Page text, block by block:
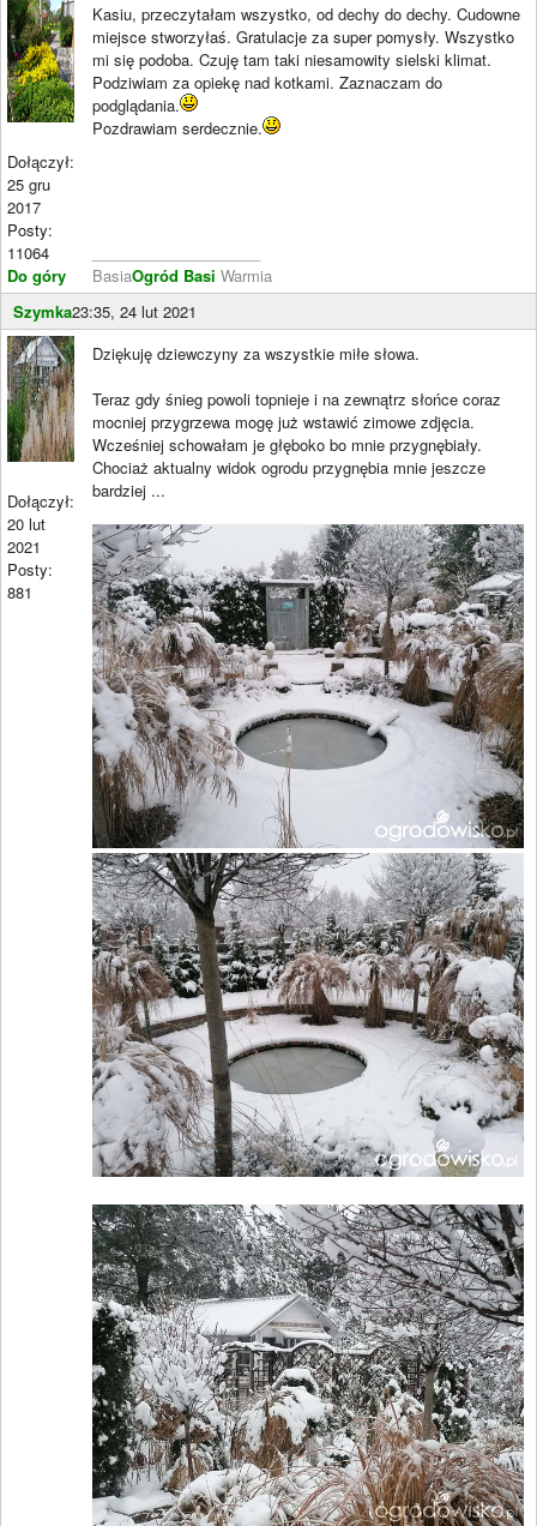
Dołączył:
25 gru
2017
Posty:
11064
Do góry
Kasiu, przeczytałam wszystko, od dechy do dechy. Cudowne
miejsce stworzyłaś. Gratulacje za super pomysły. Wszystko
mi się podoba. Czuję tam taki niesamowity sielski klimat.
Podziwiam za opiekę nad kotkami. Zaznaczam do
podglądania.
Pozdrawiam serdecznie.
BasiaOgród Basi Warmia
Szymka23:35, 24 lut 2021
Dołączył:
20 lut
2021
Posty:
881
Dziękuję dziewczyny za wszystkie miłe słowa.
Teraz gdy śnieg powoli topnieje i na zewnątrz słońce coraz
mocniej przygrzewa mogę już wstawić zimowe zdjęcia.
Wcześniej schowałam je głęboko bo mnie przygnębiały.
Chociaż aktualny widok ogrodu przygnębia mnie jeszcze
bardziej ...